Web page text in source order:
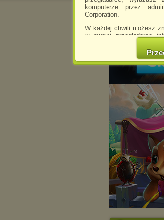
komputerze przez
Corporation.
W każdej chwili możesz
w swojej przeglądarce
Jednocześnie
spowodować ograniczenie
W przypadku braku
prosimy o opuszczenie
Wykorzystanie plików
(dostosowanie reklam do
Wyrażenie sprzeciwu
będzie dopasowana
wyświetlona przypadkowo.
Istnieje możliwość
sposób
urządzeniu
dokonując
internetowej.
Pełną informację
http://chomikuj.pl/